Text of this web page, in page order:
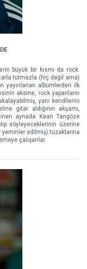
büyük bir kısmı da rock.
tutmazla (hiç değil ama)
yayınlanan albümlerden ilk
aksine, rock yapanların
yani kendilerini
gitar aldığının akşamı,
aynada Kaan Tangöze
söyleyeceklerinin üzerine
edilmiş) tuzaklarına
çalışanlar.